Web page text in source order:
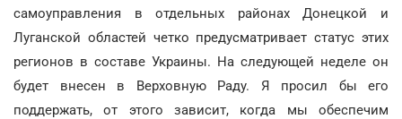
самоуправления в отдельных районах Донецкой и
Луганской областей четко предусматривает статус этих
регионов в составе Украины. На следующей неделе он
будет внесен в Верховную Раду. Я просил бы его
поддержать, от этого зависит, когда мы обеспечим